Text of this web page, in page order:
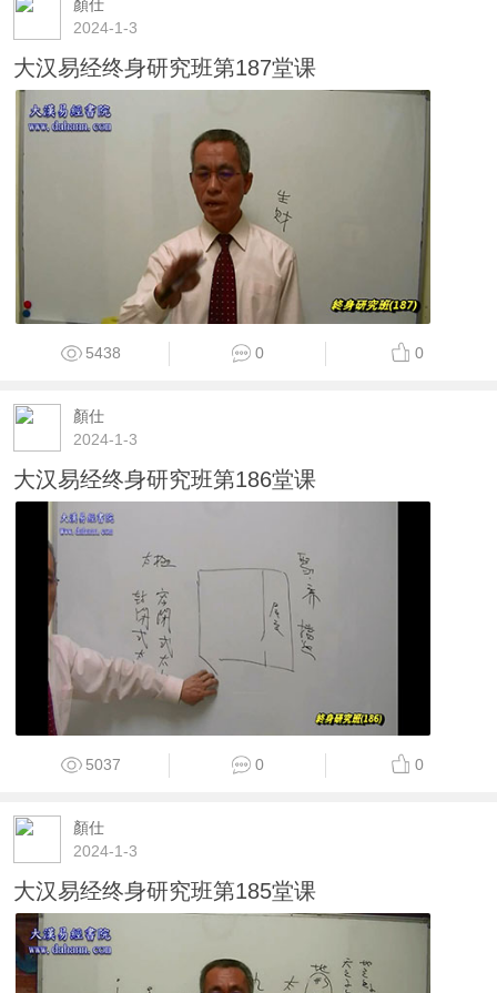
顏仕
2024-1-3
大汉易经终身研究班第187堂课
5438 0 0
顏仕
2024-1-3
大汉易经终身研究班第186堂课
5037 0 0
顏仕
2024-1-3
大汉易经终身研究班第185堂课